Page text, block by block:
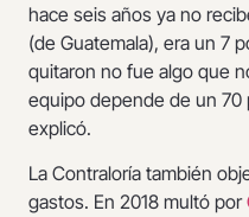
hace seis años ya no
(de Guatemala), era un 7
quitaron no fue algo que
equipo depende de un 70
explicó.
La Contraloría también
gastos. En 2018 multó por